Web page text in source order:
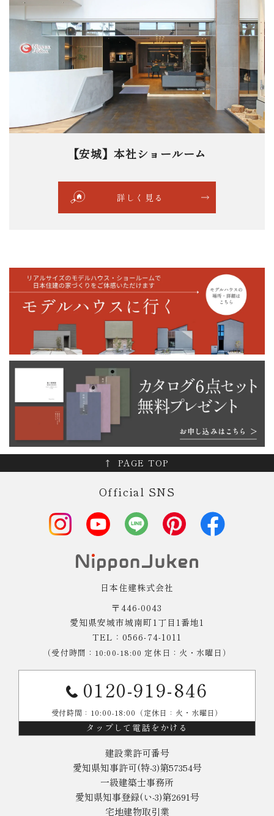
【安城】本社ショールーム
詳しく見る
PAGE TOP
Official SNS
日本住建株式会社
〒446-0043
愛知県安城市城南町1丁目1番地1
TEL：0566-74-1011
（受付時間：10:00-18:00 定休日：火・水曜日）
0120-919-846
受付時間：10:00-18:00（定休日：火・水曜日）
タップして電話をかける
建設業許可番号
愛知県知事許可(特-3)第57354号
一級建築士事務所
愛知県知事登録(い-3)第2691号
宅地建物取引業